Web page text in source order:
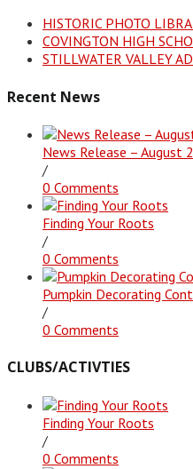
HISTORIC PHOTO
COVINGTON HIGH
STILLWATER VALLEY
Recent News
News Release – August
/
0 Comments
Finding Your Roots
/
0 Comments
Pumpkin Decorating
/
0 Comments
CLUBS/ACTIVTIES
Finding Your Roots
/
0 Comments